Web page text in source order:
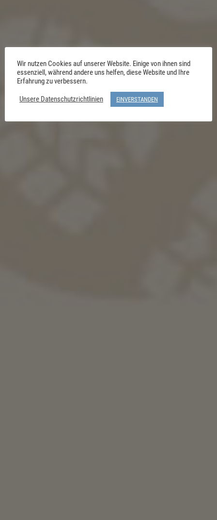
Wir nutzen Cookies auf unserer Website. Einige von ihnen sind
essenziell, während andere uns helfen, diese Website und Ihre
Erfahrung zu verbessern.
Unsere Datenschutzrichtlinien
EINVERSTANDEN